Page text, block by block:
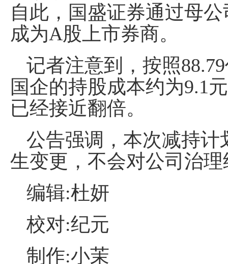
自此，国盛证券通过母
成为A股上市券商。
记者注意到，按照
国企的持股成本约为9.1
已经接近翻倍。
公告强调，本次减持
生变更，不会对公司治
编辑:杜妍
校对:纪元
制作:小茉